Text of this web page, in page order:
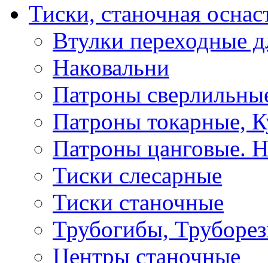
Тиски, станочная
Втулки переходные
Наковальни
Патроны
Патроны токарные,
Патроны цанговые.
Тиски слесарные
Тиски станочные
Трубогибы,
Центры станочные